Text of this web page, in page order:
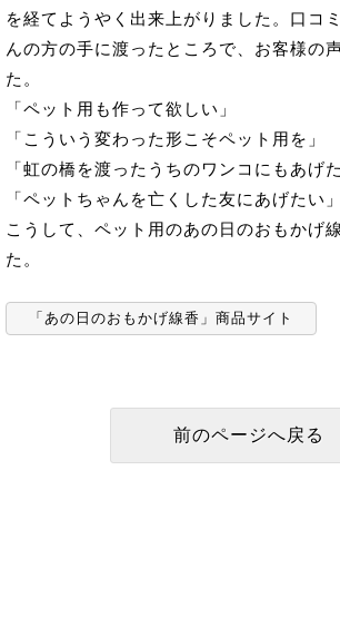
を経てようやく出来上がりました。口コ
んの方の手に渡ったところで、お客様の
た。
「ペット用も作って欲しい」
「こういう変わった形こそペット用を」
「虹の橋を渡ったうちのワンコにもあげた
「ペットちゃんを亡くした友にあげたい」
こうして、ペット用のあの日のおもかげ
た。
「あの日のおもかげ線香」商品サイト